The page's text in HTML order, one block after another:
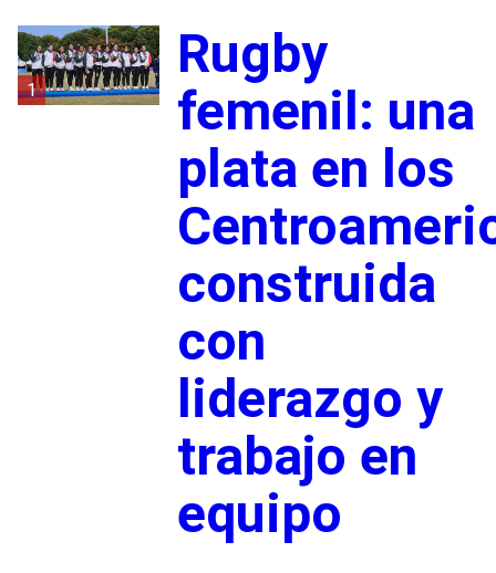
1
Rugby
femenil: una
plata en los
construida
con
liderazgo y
trabajo en
equipo